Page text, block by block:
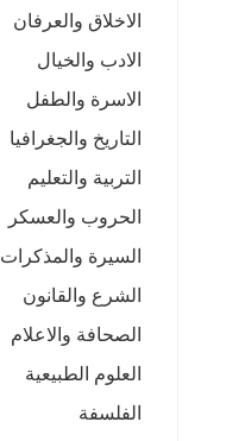
الاخلاق والعرفان
الادب والخيال
الاسرة والطفل
التاريخ والجغرافيا
التربية والتعليم
الحروب والعسكر
السيرة والمذكرات
الشرع والقانون
الصحافة والاعلام
العلوم الطبيعية
الفلسفة